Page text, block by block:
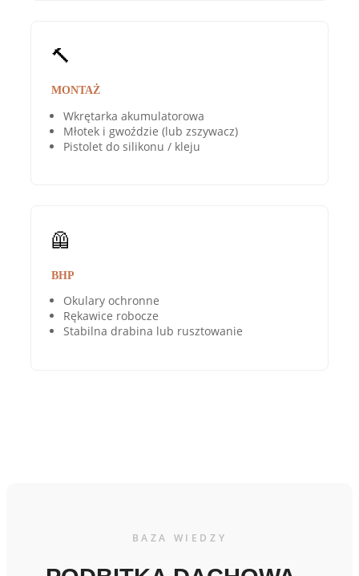
🔨
MONTAŻ
Wkrętarka akumulatorowa
Młotek i gwoździe (lub zszywacz)
Pistolet do silikonu / kleju
🦺
BHP
Okulary ochronne
Rękawice robocze
Stabilna drabina lub rusztowanie
BAZA WIEDZY